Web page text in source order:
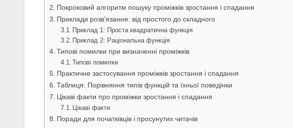
Покроковий алгоритм пошуку проміжків зростання і спадання
Приклади розв’язання: від простого до складного
Приклад 1: Проста квадратична функція
Приклад 2: Раціональна функція
Типові помилки при визначенні проміжків
Типові помилки
Практичне застосування проміжків зростання і спадання
Таблиця: Порівняння типів функцій та їхньої поведінки
Цікаві факти про проміжки зростання і спадання
Цікаві факти
Поради для початківців і просунутих читачів